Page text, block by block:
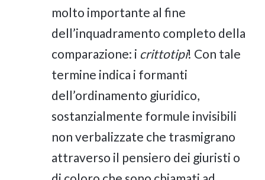
molto importante al fine
dell’inquadramento completo della
comparazione: i crittotipi! Con tale
termine indica i formanti
dell’ordinamento giuridico,
sostanzialmente formule invisibili
non verbalizzate che trasmigrano
attraverso il pensiero dei giuristi o